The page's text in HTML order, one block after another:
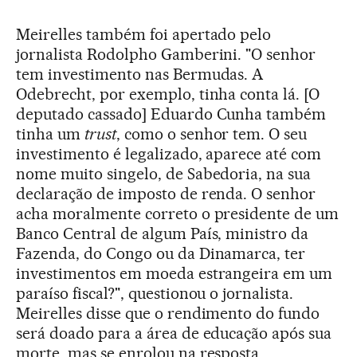
Meirelles também foi apertado pelo
jornalista Rodolpho Gamberini. "O senhor
tem investimento nas Bermudas. A
Odebrecht, por exemplo, tinha conta lá. [O
deputado cassado] Eduardo Cunha também
tinha um trust, como o senhor tem. O seu
investimento é legalizado, aparece até com
nome muito singelo, de Sabedoria, na sua
declaração de imposto de renda. O senhor
acha moralmente correto o presidente de um
Banco Central de algum País, ministro da
Fazenda, do Congo ou da Dinamarca, ter
investimentos em moeda estrangeira em um
paraíso fiscal?", questionou o jornalista.
Meirelles disse que o rendimento do fundo
será doado para a área de educação após sua
morte, mas se enrolou na resposta.